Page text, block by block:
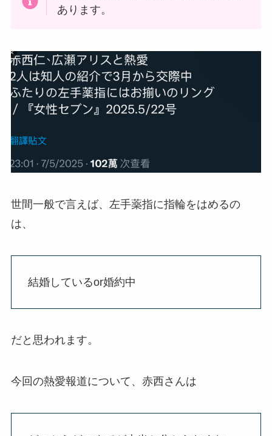
あります。
世間一般で言えば、左手薬指に指輪をはめるの
は、
結婚しているor婚約中
だと思われます。
今回の熱愛報道について、赤西さんは